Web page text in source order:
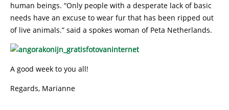
human beings. “Only people with a desperate lack of basic
needs have an excuse to wear fur that has been ripped out
of live animals.” said a spokes woman of Peta Netherlands.
A good week to you all!
Regards, Marianne